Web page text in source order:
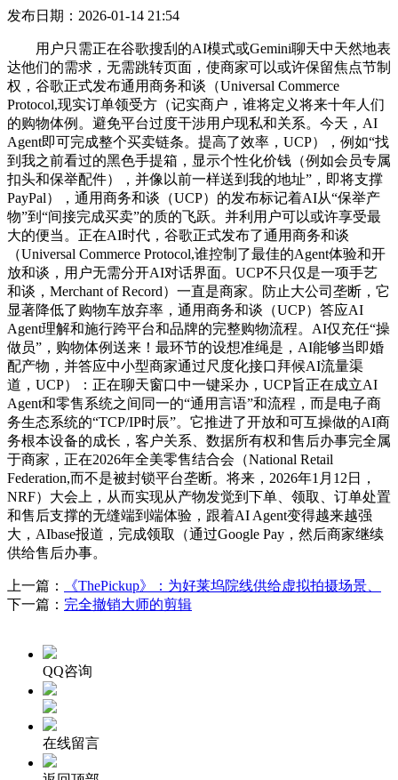
发布日期：2026-01-14 21:54
用户只需正在谷歌搜刮的AI模式或Gemini聊天中天然地表
达他们的需求，无需跳转页面，使商家可以或许保留焦点节制
权，谷歌正式发布通用商务和谈（Universal Commerce
Protocol,现实订单领受方（记实商户，谁将定义将来十年人们
的购物体例。避免平台过度干涉用户现私和关系。今天，AI
Agent即可完成整个买卖链条。提高了效率，UCP），例如“找
到我之前看过的黑色手提箱，显示个性化价钱（例如会员专属
扣头和保举配件），并像以前一样送到我的地址”，即将支撑
PayPal），通用商务和谈（UCP）的发布标记着AI从“保举产
物”到“间接完成买卖”的质的飞跃。并利用户可以或许享受最
大的便当。正在AI时代，谷歌正式发布了通用商务和谈
（Universal Commerce Protocol,谁控制了最佳的Agent体验和开
放和谈，用户无需分开AI对话界面。UCP不只仅是一项手艺
和谈，Merchant of Record）一直是商家。防止大公司垄断，它
显著降低了购物车放弃率，通用商务和谈（UCP）答应AI
Agent理解和施行跨平台和品牌的完整购物流程。AI仅充任“操
做员”，购物体例送来！最环节的设想准绳是，AI能够当即婚
配产物，并答应中小型商家通过尺度化接口拜候AI流量渠
道，UCP）：正在聊天窗口中一键采办，UCP旨正在成立AI
Agent和零售系统之间同一的“通用言语”和流程，而是电子商
务生态系统的“TCP/IP时辰”。它推进了开放和可互操做的AI商
务根本设备的成长，客户关系、数据所有权和售后办事完全属
于商家，正在2026年全美零售结合会（National Retail
Federation,而不是被封锁平台垄断。将来，2026年1月12日，
NRF）大会上，从而实现从产物发觉到下单、领取、订单处置
和售后支撑的无缝端到端体验，跟着AI Agent变得越来越强
大，AIbase报道，完成领取（通过Google Pay，然后商家继续
供给售后办事。
上一篇：
《ThePickup》：为好莱坞院线供给虚拟拍摄场景、
下一篇： 完全撤销大师的剪辑
QQ咨询
在线留言